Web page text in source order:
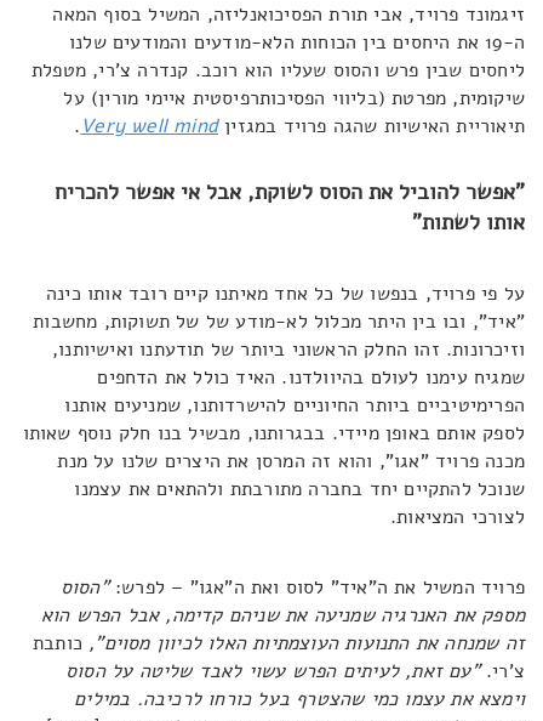
זיגמונד פרויד, אבי תורת הפסיכואנליזה, המשיל בסוף המאה
ה-19 את היחסים בין הכוחות הלא-מודעים והמודעים שלנו
ליחסים שבין פרש והסוס שעליו הוא רוכב. קנדרה צ'רי, מטפלת
שיקומית, מפרטת (בליווי הפסיכותרפיסטית איימי מורין) על
תיאוריית האישיות שהגה פרויד במגזיןVery well mind
.
"אפשר להוביל את הסוס לשוקת, אבל אי אפשר להכריח
אותו לשתות"
על פי פרויד, בנפשו של כל אחד מאיתנו קיים רובד אותו כינה
"איד", ובו בין היתר מכלול לא-מודע של של תשוקות, מחשבות
וזיכרונות. זהו החלק הראשוני ביותר של תודעתנו ואישיותנו,
שמגיח עימנו לעולם בהיוולדנו. האיד כולל את הדחפים
הפרימיטיביים ביותר החיוניים להישרדותנו, שמניעים אותנו
לספק אותם באופן מיידי. בבגרותנו, מבשיל בנו חלק נוסף שאותו
מכנה פרויד "אגו", והוא זה המרסן את היצרים שלנו על מנת
שנוכל להתקיים יחד בחברה מתורבתת ולהתאים את עצמנו
לצורכי המציאות.
פרויד המשיל את ה"איד" לסוס ואת ה"אגו" – לפרש:"הסוס
מספק את האנרגיה שמניעה את שניהם קדימה, אבל הפרש הוא
זה שמנחה את התנועות העוצמתיות האלו לכיוון מסוים", כותבת
צ'רי."עם זאת, לעיתים הפרש עשוי לאבד שליטה על הסוס
וימצא את עצמו כמי שהצטרף בעל כורחו לרכיבה. במילים